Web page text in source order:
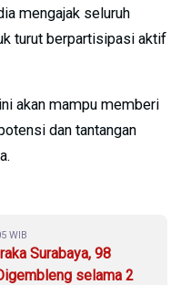
mengajak seluruh
turut berpartisipasi aktif
akan mampu memberi
dan tantangan
WIB
Surabaya, 98
selama 2